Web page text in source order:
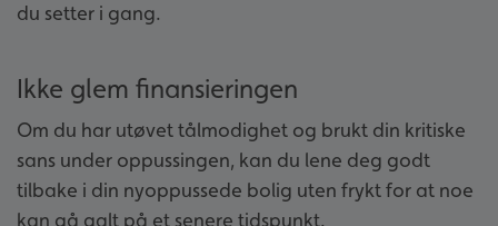
du setter i gang.
Ikke glem finansieringen
Om du har utøvet tålmodighet og brukt din kritiske
sans under oppussingen, kan du lene deg godt
tilbake i din nyoppussede bolig uten frykt for at noe
kan gå galt på et senere tidspunkt.